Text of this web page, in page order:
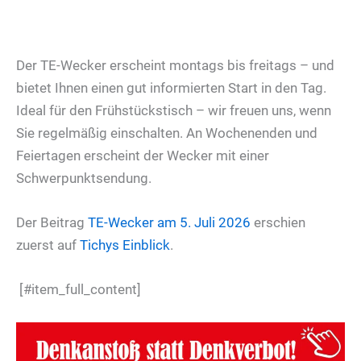
Der TE-Wecker erscheint montags bis freitags – und
bietet Ihnen einen gut informierten Start in den Tag.
Ideal für den Frühstückstisch – wir freuen uns, wenn
Sie regelmäßig einschalten. An Wochenenden und
Feiertagen erscheint der Wecker mit einer
Schwerpunktsendung.
Der Beitrag TE-Wecker am 5. Juli 2026 erschien
zuerst auf Tichys Einblick.
[#item_full_content]